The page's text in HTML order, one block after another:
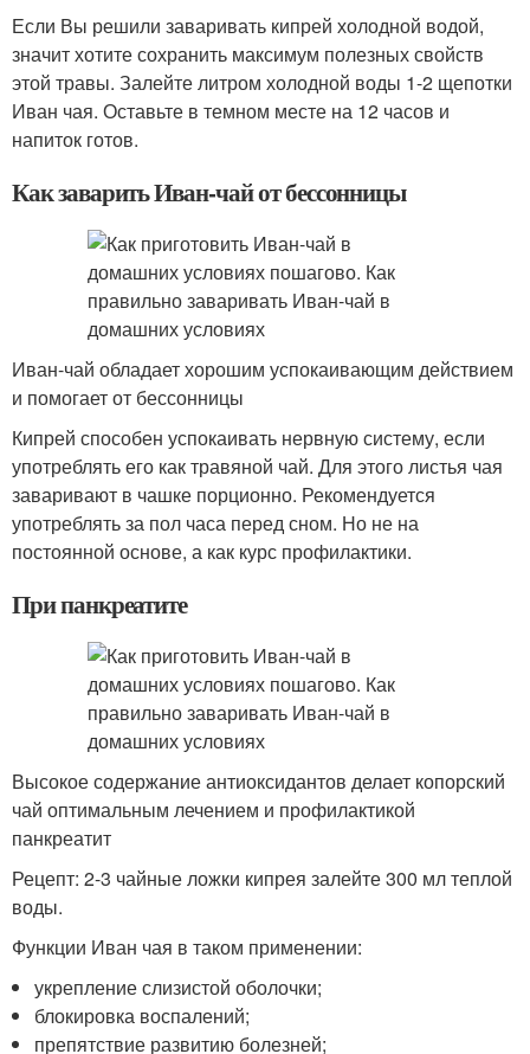
Если Вы решили заваривать кипрей холодной водой,
значит хотите сохранить максимум полезных свойств
этой травы. Залейте литром холодной воды 1-2 щепотки
Иван чая. Оставьте в темном месте на 12 часов и
напиток готов.
Как заварить Иван-чай от бессонницы
Иван-чай обладает хорошим успокаивающим действием
и помогает от бессонницы
Кипрей способен успокаивать нервную систему, если
употреблять его как травяной чай. Для этого листья чая
заваривают в чашке порционно. Рекомендуется
употреблять за пол часа перед сном. Но не на
постоянной основе, а как курс профилактики.
При панкреатите
Высокое содержание антиоксидантов делает копорский
чай оптимальным лечением и профилактикой
панкреатит
Рецепт: 2-3 чайные ложки кипрея залейте 300 мл теплой
воды.
Функции Иван чая в таком применении:
укрепление слизистой оболочки;
блокировка воспалений;
препятствие развитию болезней;